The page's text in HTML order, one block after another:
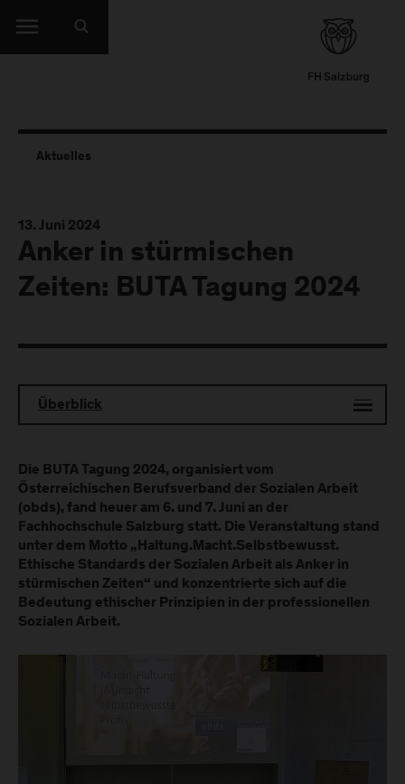
Aktuelles
13. Juni 2024
Anker in stürmischen
Zeiten: BUTA Tagung 2024
Überblick
Die BUTA Tagung 2024, organisiert vom
Österreichischen Berufsverband der Sozialen Arbeit
(obds), fand heuer am 6. und 7. Juni an der
Fachhochschule Salzburg statt. Die Veranstaltung stand
unter dem Motto „Haltung.Macht.Selbstbewusst.
Ethische Standards der Sozialen Arbeit als Anker in
stürmischen Zeiten“ und konzentrierte sich auf die
Bedeutung ethischer Prinzipien in der professionellen
Sozialen Arbeit.